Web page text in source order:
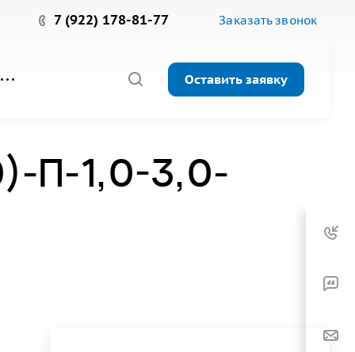
7 (922) 178-81-77 Заказать звонок
Оставить заявку
П-1,0-3,0-